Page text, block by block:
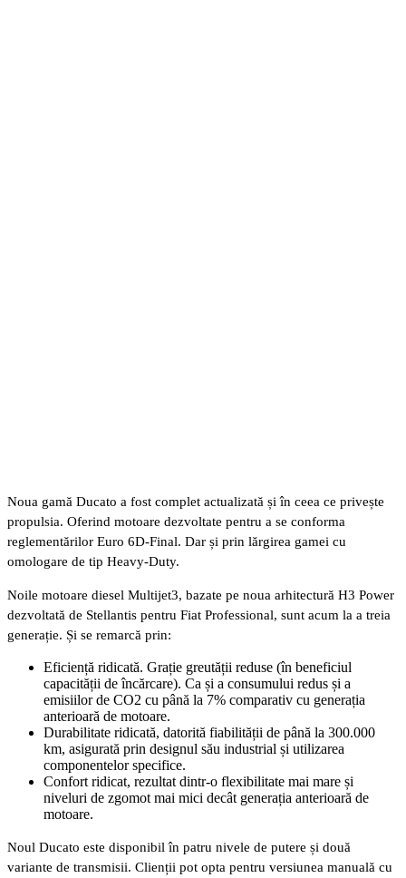
Noua gamă Ducato a fost complet actualizată și în ceea ce privește
propulsia. Oferind motoare dezvoltate pentru a se conforma
reglementărilor Euro 6D-Final. Dar și prin lărgirea gamei cu
omologare de tip Heavy-Duty.
Noile motoare diesel Multijet3, bazate pe noua arhitectură H3 Power
dezvoltată de Stellantis pentru Fiat Professional, sunt acum la a treia
generație. Și se remarcă prin:
Eficiență ridicată. Grație greutății reduse (în beneficiul
capacității de încărcare). Ca și a consumului redus și a
emisiilor de CO2 cu până la 7% comparativ cu generația
anterioară de motoare.
Durabilitate ridicată, datorită fiabilității de până la 300.000
km, asigurată prin designul său industrial și utilizarea
componentelor specifice.
Confort ridicat, rezultat dintr-o flexibilitate mai mare și
niveluri de zgomot mai mici decât generația anterioară de
motoare.
Noul Ducato este disponibil în patru nivele de putere și două
variante de transmisii. Clienții pot opta pentru versiunea manuală cu